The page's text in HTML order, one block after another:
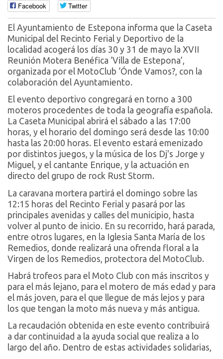
Facebook Twitter
El Ayuntamiento de Estepona informa que la Caseta
Municipal del Recinto Ferial y Deportivo de la
localidad acogerá los días 30 y 31 de mayo la XVII
Reunión Motera Benéfica ‘Villa de Estepona’,
organizada por el MotoClub ‘Ónde Vamos?, con la
colaboración del Ayuntamiento.
El evento deportivo congregará en torno a 300
moteros procedentes de toda la geografía española.
La Caseta Municipal abrirá el sábado a las 17:00
horas, y el horario del domingo será desde las 10:00
hasta las 20:00 horas. El evento estará emenizado
por distintos juegos, y la música de los Dj's Jorge y
Miguel, y el cantante Enrique, y la actuación en
directo del grupo de rock Rust Storm.
La caravana mortera partirá el domingo sobre las
12:15 horas del Recinto Ferial y pasará por las
principales avenidas y calles del municipio, hasta
volver al punto de inicio. En su recorrido, hará parada,
entre otros lugares, en la Iglesia Santa María de los
Remedios, donde realizará una ofrenda floral a la
Virgen de los Remedios, protectora del MotoClub.
Habrá trofeos para el Moto Club con más inscritos y
para el más lejano, para el motero de más edad y para
el más joven, para el que llegue de más lejos y para
los que tengan la moto más nueva y más antigua.
La recaudación obtenida en este evento contribuirá
a dar continuidad a la ayuda social que realiza a lo
largo del año. Dentro de estas actividades solidarias,